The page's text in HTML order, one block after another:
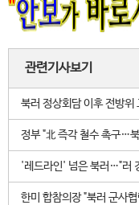
관련기사보기
북러 정상회담 이후 전방위
정부 "北 즉각 철수 촉구…
'레드라인' 넘은 북러…"러
한미 합참의장 "북러 군사